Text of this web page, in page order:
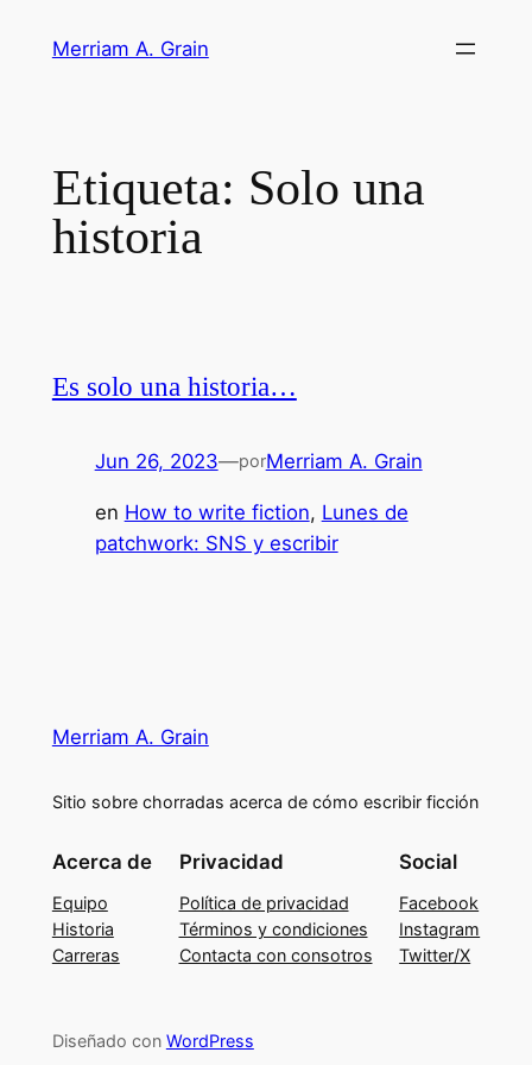
Merriam A. Grain
Etiqueta: Solo una
historia
Es solo una historia…
Jun 26, 2023—porMerriam A. Grain
en How to write fiction, Lunes de
patchwork: SNS y escribir
Merriam A. Grain
Sitio sobre chorradas acerca de cómo escribir ficción
Acerca de
Equipo
Historia
Carreras
Privacidad
Política de privacidad
Términos y condiciones
Contacta con consotros
Social
Facebook
Instagram
Twitter/X
Diseñado con WordPress